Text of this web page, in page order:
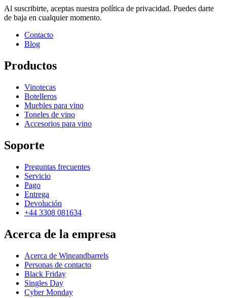
Al suscribirte, aceptas nuestra política de privacidad. Puedes darte
de baja en cualquier momento.
Contacto
Blog
Productos
Vinotecas
Botelleros
Muebles para vino
Toneles de vino
Accesorios para vino
Soporte
Preguntas frecuentes
Servicio
Pago
Entrega
Devolución
+44 3308 081634
Acerca de la empresa
Acerca de Wineandbarrels
Personas de contacto
Black Friday
Singles Day
Cyber Monday